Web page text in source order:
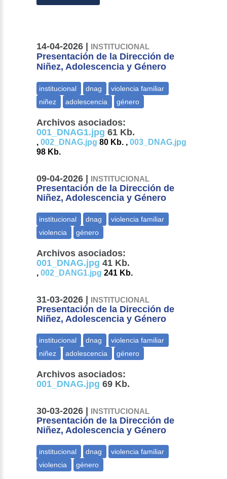
14-04-2026 | INSTITUCIONAL
Presentación de la Dirección de
Niñez, Adolescencia y Género
Archivos asociados:
001_DNAG1.jpg 61 Kb.
,002_DNAG.jpg 80 Kb. ,003_DNAG.jpg
98 Kb.
09-04-2026 | INSTITUCIONAL
Presentación de la Dirección de
Niñez, Adolescencia y Género
Archivos asociados:
001_DNAG.jpg 41 Kb.
,002_DANG1.jpg 241 Kb.
31-03-2026 | INSTITUCIONAL
Presentación de la Dirección de
Niñez, Adolescencia y Género
Archivos asociados:
001_DNAG.jpg 69 Kb.
30-03-2026 | INSTITUCIONAL
Presentación de la Dirección de
Niñez, Adolescencia y Género